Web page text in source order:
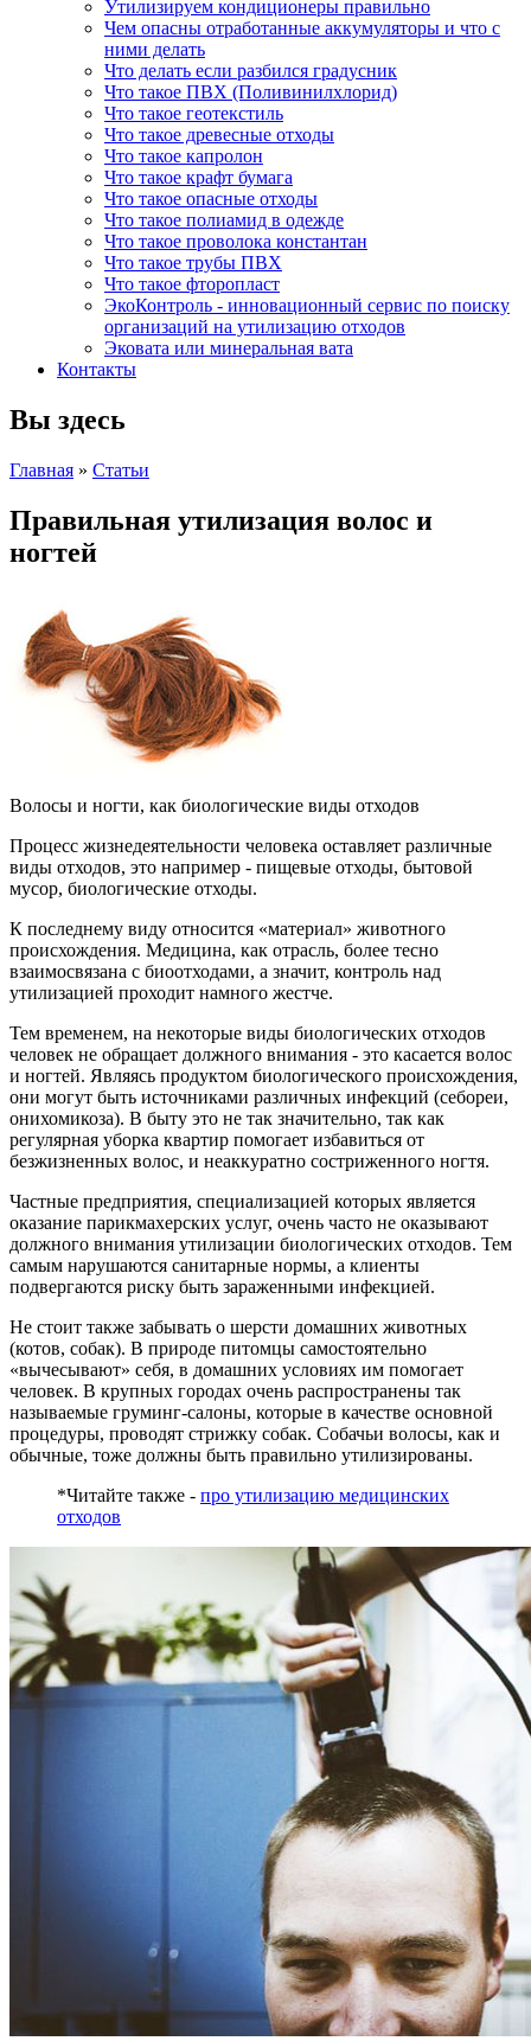
Утилизируем кондиционеры правильно
Чем опасны отработанные аккумуляторы и что с
ними делать
Что делать если разбился градусник
Что такое ПВХ (Поливинилхлорид)
Что такое геотекстиль
Что такое древесные отходы
Что такое капролон
Что такое крафт бумага
Что такое опасные отходы
Что такое полиамид в одежде
Что такое проволока константан
Что такое трубы ПВХ
Что такое фторопласт
ЭкоКонтроль - инновационный сервис по поиску
организаций на утилизацию отходов
Эковата или минеральная вата
Контакты
Вы здесь
Главная » Статьи
Правильная утилизация волос и
ногтей
Волосы и ногти, как биологические виды отходов
Процесс жизнедеятельности человека оставляет различные
виды отходов, это например - пищевые отходы, бытовой
мусор, биологические отходы.
К последнему виду относится «материал» животного
происхождения. Медицина, как отрасль, более тесно
взаимосвязана с биоотходами, а значит, контроль над
утилизацией проходит намного жестче.
Тем временем, на некоторые виды биологических отходов
человек не обращает должного внимания - это касается волос
и ногтей. Являясь продуктом биологического происхождения,
они могут быть источниками различных инфекций (себореи,
онихомикоза). В быту это не так значительно, так как
регулярная уборка квартир помогает избавиться от
безжизненных волос, и неаккуратно состриженного ногтя.
Частные предприятия, специализацией которых является
оказание парикмахерских услуг, очень часто не оказывают
должного внимания утилизации биологических отходов. Тем
самым нарушаются санитарные нормы, а клиенты
подвергаются риску быть зараженными инфекцией.
Не стоит также забывать о шерсти домашних животных
(котов, собак). В природе питомцы самостоятельно
«вычесывают» себя, в домашних условиях им помогает
человек. В крупных городах очень распространены так
называемые груминг-салоны, которые в качестве основной
процедуры, проводят стрижку собак. Собачьи волосы, как и
обычные, тоже должны быть правильно утилизированы.
*Читайте также - про утилизацию медицинских
отходов